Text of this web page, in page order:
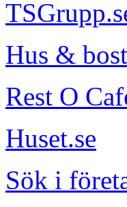
Hus &
Rest O
Huset.se
Sök i